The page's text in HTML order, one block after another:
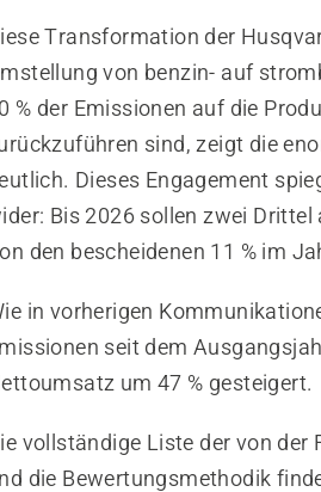
Transformation der
von benzin- auf
% der Emissionen auf die
sind, zeigt die
Dieses Engagement
Bis 2026 sollen zwei
den bescheidenen 11 % im
in vorherigen
seit dem
um 47 % gesteigert.
vollständige Liste der von
die Bewertungsmethodik